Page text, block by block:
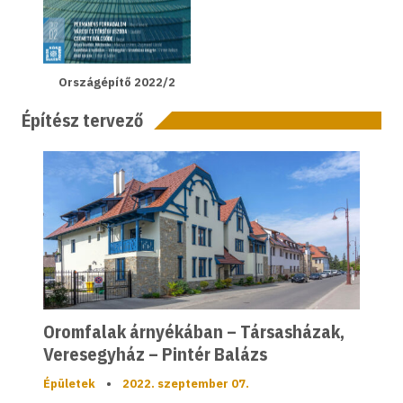
Országépítő 2022/2
Építész tervező
Oromfalak árnyékában – Társasházak,
Veresegyház – Pintér Balázs
Épületek • 2022. szeptember 07.